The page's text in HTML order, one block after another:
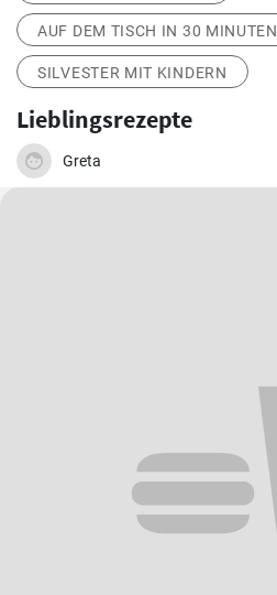
AUF DEM TISCH IN 30 MINUTEN
SILVESTER MIT KINDERN
Lieblingsrezepte
Greta